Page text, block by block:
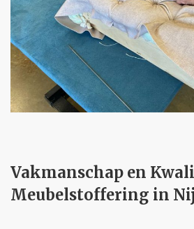
Vakmanschap en
Meubelstoffering in